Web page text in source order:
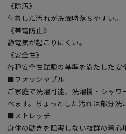
《防汚》
付着した汚れが洗濯時落ちやすい。
《帯電防止》
静電気が起こりにくい。
《安全性》
各種安全性試験の基準を満たした安
■ウォッシャブル
ご家庭で洗濯可能、洗濯機・シャワ
べます。ちょっとした汚れは部分洗
■ストレッチ
身体の動きを阻害しない抜群の着心